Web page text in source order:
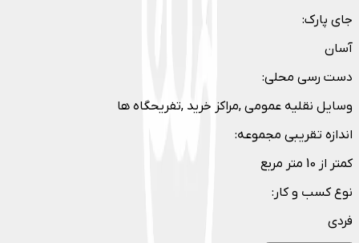
جای پارک:
آسان
دست رسی محلی:
وسایل نقلیه عمومی ,مراکز خرید ,تفریحگاه ها
اندازه تقریبی مجموعه:
کمتر از 10 متر مربع
نوع کسب و کار :
فردی